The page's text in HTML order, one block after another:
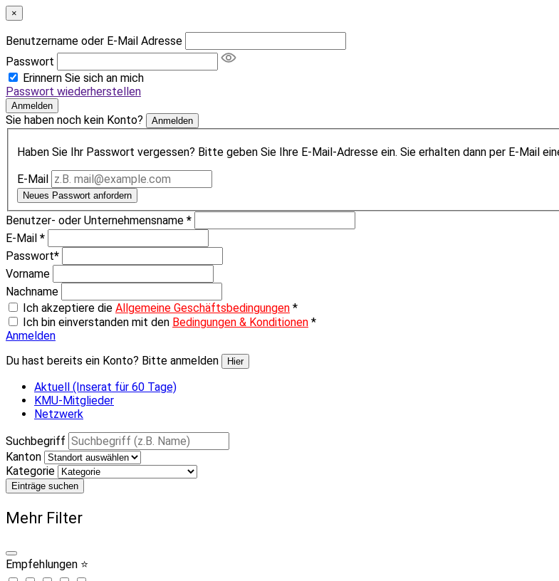
×
Benutzername oder E-Mail Adresse
Passwort
Erinnern Sie sich an mich
Passwort wiederherstellen
Anmelden
Sie haben noch kein Konto? Anmelden
Haben Sie Ihr Passwort vergessen? Bitte geben Sie Ihre E-Mail-Adresse ein. Sie erhalten dann per E-Mail
E-Mail
Neues Passwort anfordern
Benutzer- oder Unternehmensname *
E-Mail *
Passwort*
Vorname
Nachname
Ich akzeptiere die Allgemeine Geschäftsbedingungen *
Ich bin einverstanden mit den Bedingungen & Konditionen *
Anmelden
Du hast bereits ein Konto? Bitte anmelden
Hier
Aktuell (Inserat für 60 Tage)
KMU-Mitglieder
Netzwerk
Suchbegriff
Kanton
Kategorie
Einträge suchen
Mehr Filter
Empfehlungen ⭐